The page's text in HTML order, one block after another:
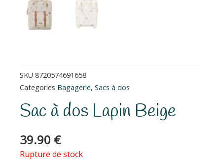
SKU 8720574691658
Categories Bagagerie, Sacs à dos
Sac à dos Lapin Beige
39.90 €
Rupture de stock